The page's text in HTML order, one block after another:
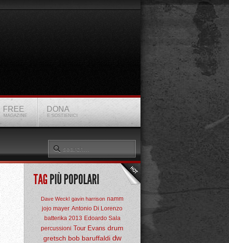
FREE
MAGAZINE
DONA
E SOSTIENICI
TAGPIÙ POPOLARI
Dave Weckl gavin harrison namm
jojo mayer Antonio Di Lorenzo
batterika 2013 Edoardo Sala
percussioni Tour Evans drum
gretsch bob baruffaldi dw